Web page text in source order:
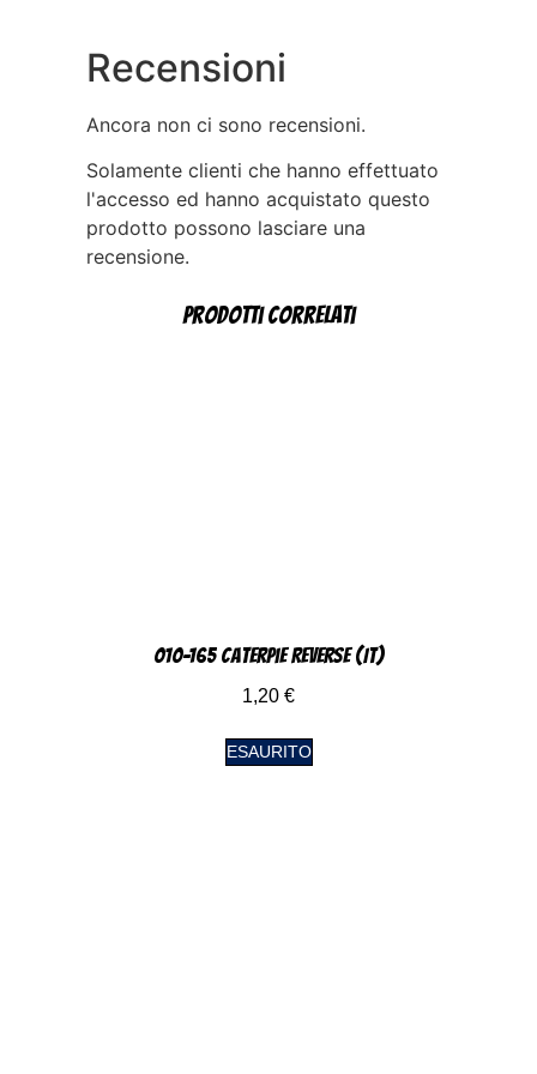
Recensioni
Ancora non ci sono recensioni.
Solamente clienti che hanno effettuato
l'accesso ed hanno acquistato questo
prodotto possono lasciare una
recensione.
Prodotti correlati
010-165 Caterpie Reverse (IT)
1,20 €
ESAURITO